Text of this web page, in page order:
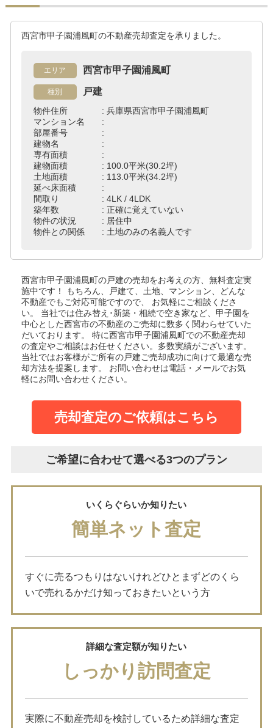
西宮市甲子園浦風町の不動産売却査定を承りました。
エリア 西宮市甲子園浦風町
種別 戸建
物件住所 : 兵庫県西宮市甲子園浦風町
マンション名 :
部屋番号 :
建物名 :
専有面積 :
建物面積 : 100.0平米(30.2坪)
土地面積 : 113.0平米(34.2坪)
延べ床面積 :
間取り : 4LK / 4LDK
築年数 : 正確に覚えていない
物件の状況 : 居住中
物件との関係 : 土地のみの名義人です
西宮市甲子園浦風町の戸建の売却をお考えの方、無料査定実
施中です！
もちろん、戸建て、土地、マンション、どんな
不動産でもご対応可能ですので、 お気軽にご相談くださ
い。
当社では住み替え･新築・相続で空き家など、甲子園を
中心とした西宮市の不動産のご売却に数多く関わらせていた
だいております。
特に西宮市甲子園浦風町での不動産売却
の査定やご相談はお任せください。多数実績がございます。
当社ではお客様がご所有の戸建ご売却成功に向けて最適な売
却方法を提案します。
お問い合わせは電話・メールでお気
軽にお問い合わせください。
売却査定のご依頼はこちら
ご希望に合わせて選べる3つのプラン
いくらぐらいか知りたい
簡単ネット査定
すぐに売るつもりはないけれどひとまずどのくら
いで売れるかだけ知っておきたいという方
詳細な査定額が知りたい
しっかり訪問査定
実際に不動産売却を検討しているため詳細な査定